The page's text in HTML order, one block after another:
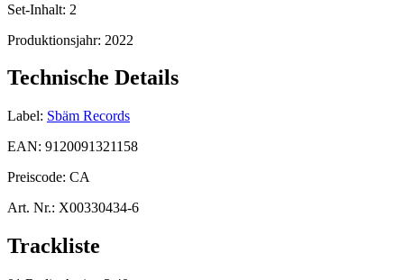
Set-Inhalt: 2
Produktionsjahr: 2022
Technische Details
Label: Sbäm Records
EAN: 9120091321158
Preiscode: CA
Art. Nr.: X00330434-6
Trackliste